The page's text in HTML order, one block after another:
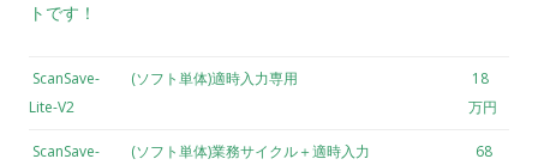
トです！
ScanSave-
Lite-V2
(ソフト単体)適時入力専用
18
万円
ScanSave-
(ソフト単体)業務サイクル＋適時入力
68